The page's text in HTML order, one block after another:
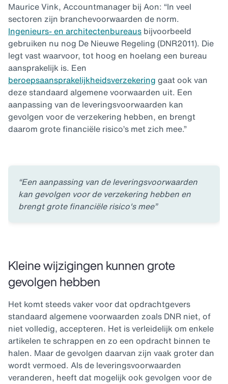
Maurice Vink, Accountmanager bij Aon: “In veel
sectoren zijn branchevoorwaarden de norm.
Ingenieurs- en architectenbureaus bijvoorbeeld
gebruiken nu nog De Nieuwe Regeling (DNR2011). Die
legt vast waarvoor, tot hoog en hoelang een bureau
aansprakelijk is. Een
beroepsaansprakelijkheidsverzekering gaat ook van
deze standaard algemene voorwaarden uit. Een
aanpassing van de leveringsvoorwaarden kan
gevolgen voor de verzekering hebben, en brengt
daarom grote financiële risico’s met zich mee.”
“Een aanpassing van de leveringsvoorwaarden
kan gevolgen voor de verzekering hebben en
brengt grote financiële risico's mee”
Kleine wijzigingen kunnen grote
gevolgen hebben
Het komt steeds vaker voor dat opdrachtgevers
standaard algemene voorwaarden zoals DNR niet, of
niet volledig, accepteren. Het is verleidelijk om enkele
artikelen te schrappen en zo een opdracht binnen te
halen. Maar de gevolgen daarvan zijn vaak groter dan
wordt vermoed. Als de leveringsvoorwaarden
veranderen, heeft dat mogelijk ook gevolgen voor de